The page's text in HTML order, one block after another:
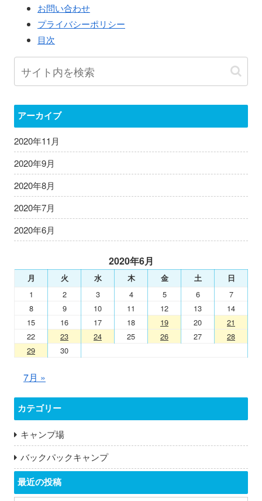
お問い合わせ
プライバシーポリシー
目次
アーカイブ
2020年11月
2020年9月
2020年8月
2020年7月
2020年6月
2020年6月
月 火 水 木 金 土 日
1 2 3 4 5 6
7
8
9 10 11 12 13
14
15
16 17 18 19 20
21
22
23 24 25 26 27
28
29
30
7月 »
カテゴリー
キャンプ場
バックパックキャンプ
最近の投稿